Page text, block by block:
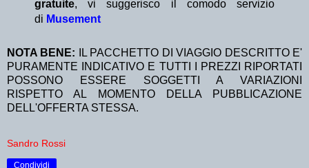
gratuite, vi suggerisco il comodo servizio
di Musement
NOTA BENE:
IL PACCHETTO DI VIAGGIO DESCRITTO E'
PURAMENTE INDICATIVO E TUTTI I PREZZI RIPORTATI
POSSONO ESSERE SOGGETTI A VARIAZIONI
RISPETTO AL MOMENTO DELLA PUBBLICAZIONE
DELL'OFFERTA STESSA.
Sandro Rossi
Condividi